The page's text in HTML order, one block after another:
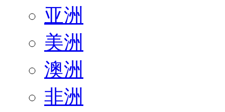
亚洲
美洲
澳洲
非洲